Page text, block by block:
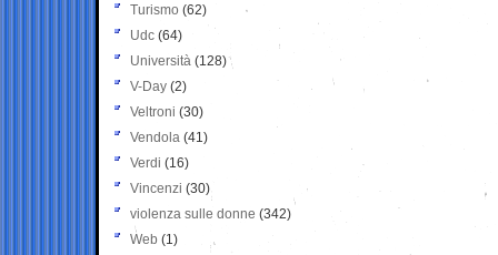
Turismo (62)
Udc (64)
Università (128)
V-Day (2)
Veltroni (30)
Vendola (41)
Verdi (16)
Vincenzi (30)
violenza sulle donne (342)
Web (1)